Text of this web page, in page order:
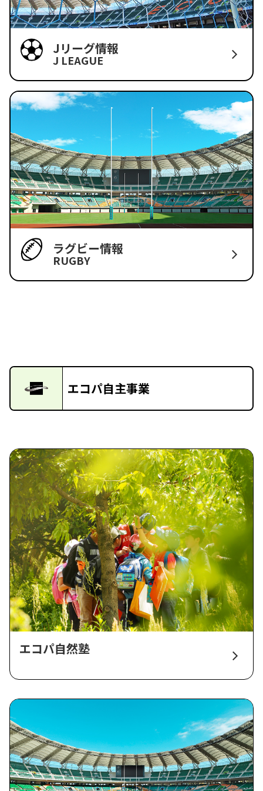
Jリーグ情報
J LEAGUE
ラグビー情報
RUGBY
エコパ自主事業
エコパ自然塾